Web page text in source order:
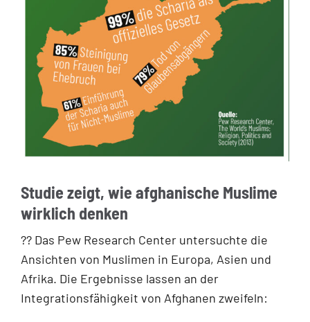
Studie zeigt, wie afghanische Muslime
wirklich denken
?‍? Das Pew Research Center untersuchte die
Ansichten von Muslimen in Europa, Asien und
Afrika. Die Ergebnisse lassen an der
Integrationsfähigkeit von Afghanen zweifeln: